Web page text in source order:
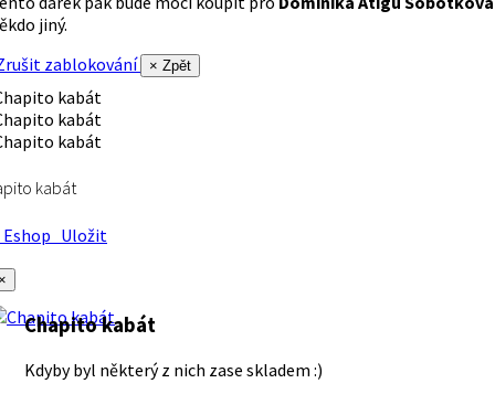
jiný.
zablokování
× Zpět
kabát
Uložit
Chapito kabát
Kdyby byl některý z nich zase skladem :)